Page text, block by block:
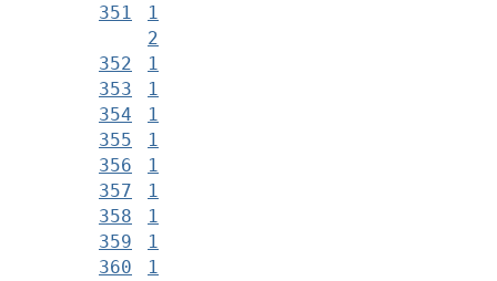
351
1
2
352
1
353
1
354
1
355
1
356
1
357
1
358
1
359
1
360
1